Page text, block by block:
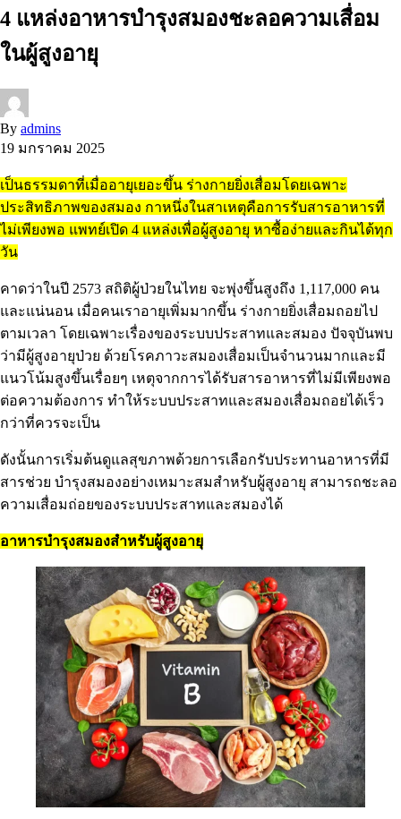
4 แหล่งอาหารบำรุงสมองชะลอความเสื่อม
ในผู้สูงอายุ
By admins
19 มกราคม 2025
เป็นธรรมดาที่เมื่ออายุเยอะขึ้น ร่างกายยิ่งเสื่อมโดยเฉพาะ
ประสิทธิภาพของสมอง กาหนึ่งในสาเหตุคือการรับสารอาหารที่
ไม่เพียงพอ แพทย์เปิด 4 แหล่งเพื่อผู้สูงอายุ หาซื้อง่ายและกินได้ทุก
วัน
คาดว่าในปี 2573 สถิติผู้ป่วยในไทย จะพุ่งขึ้นสูงถึง 1,117,000 คน
และแน่นอน เมื่อคนเราอายุเพิ่มมากขึ้น ร่างกายยิ่งเสื่อมถอยไป
ตามเวลา โดยเฉพาะเรื่องของระบบประสาทและสมอง ปัจจุบันพบ
ว่ามีผู้สูงอายุป่วย ด้วยโรคภาวะสมองเสื่อมเป็นจำนวนมากและมี
แนวโน้มสูงขึ้นเรื่อยๆ เหตุจากการได้รับสารอาหารที่ไม่มีเพียงพอ
ต่อความต้องการ ทำให้ระบบประสาทและสมองเสื่อมถอยได้เร็ว
กว่าที่ควรจะเป็น
ดังนั้นการเริ่มต้นดูแลสุขภาพด้วยการเลือกรับประทานอาหารที่มี
สารช่วย บำรุงสมองอย่างเหมาะสมสำหรับผู้สูงอายุ สามารถชะลอ
ความเสื่อมถ่อยของระบบประสาทและสมองได้
อาหารบำรุงสมองสำหรับผู้สูงอายุ